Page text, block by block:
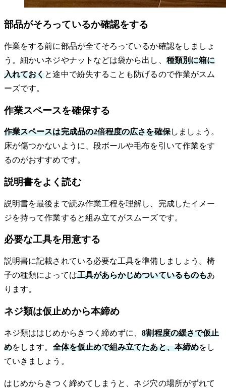
部品がそろっているか確認をする
作業をする前に部品が全てそろっているか確認をしましょ
う。細かいネジやナットなどは袋から出し、 種類別に箱に
入れておくと途中で紛失することも防げるので作業がスム
ーズです。
作業スペースを確保する
作業スペースは完成品の2倍程度の広さを確保しましょう。
床が傷つかないように、段ボールや毛布を引いて作業をす
るのがおすすめです。
説明書をよく読む
説明書を最後まで読み作業工程を理解し、完成したイメー
ジを持って作業すると組み立てがスムーズです。
必要な工具を用意する
説明書に記載されている必要な工具を準備しましょう。椅
子の種類によっては工具があらかじめついているものもあ
ります。
ネジ類は仮止めから本締め
ネジ類ははじめからきつく締めずに、8割程度の緩さで仮止
めをします。 全体を仮止めで組み立てたあと、本締めをし
ていきましょう。
はじめからきつく締めてしまうと、ネジ穴の場所がずれて